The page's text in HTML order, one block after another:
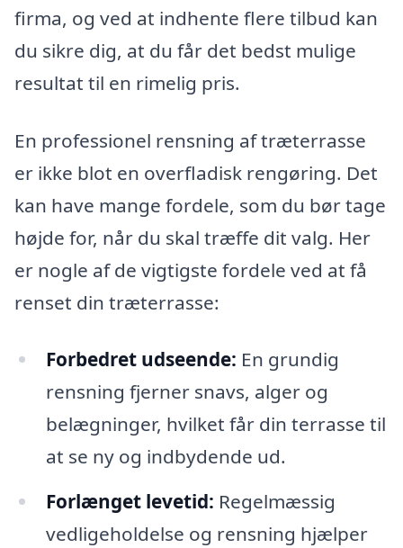
firma, og ved at indhente flere tilbud kan
du sikre dig, at du får det bedst mulige
resultat til en rimelig pris.
En professionel rensning af træterrasse
er ikke blot en overfladisk rengøring. Det
kan have mange fordele, som du bør tage
højde for, når du skal træffe dit valg. Her
er nogle af de vigtigste fordele ved at få
renset din træterrasse:
Forbedret udseende: En grundig
rensning fjerner snavs, alger og
belægninger, hvilket får din terrasse til
at se ny og indbydende ud.
Forlænget levetid: Regelmæssig
vedligeholdelse og rensning hjælper